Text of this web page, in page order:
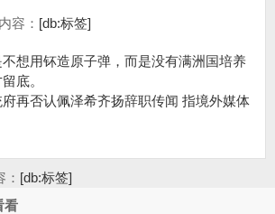
容： [db:标签]
想用钚造原子弹，而是没有满洲国培养
底。
再否认佩泽希齐扬辞职传闻 指境外媒体
[db:标签]
看